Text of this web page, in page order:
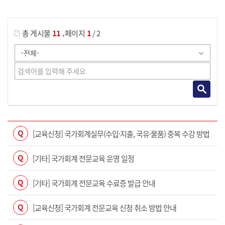
총 게시물 11 ,페이지 1/ 2
Q [교육신청] 국가회계실무(수입·지출, 국유·물품) 중복 수강 방법
Q [기타] 국가회계 전문교육 운영 일정
Q [기타] 국가회계 전문교육 수료증 발급 안내
Q [교육신청] 국가회계 전문교육 신청 취소 방법 안내